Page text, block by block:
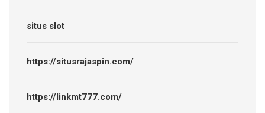
situs slot
https://situsrajaspin.com/
https://linkmt777.com/